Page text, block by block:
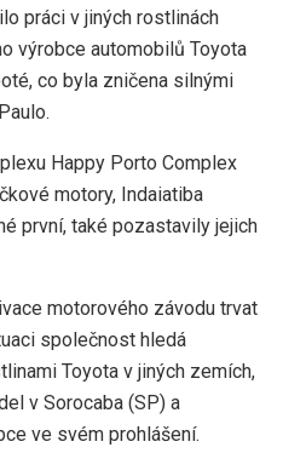
práci v jiných rostlinách
výrobce automobilů Toyota
co byla zničena silnými
Happy Porto Complex
motory, Indaiatiba
první, také pozastavily jejich
motorového závodu trvat
společnost hledá
Toyota v jiných zemích,
v Sorocaba (SP) a
ve svém prohlášení.